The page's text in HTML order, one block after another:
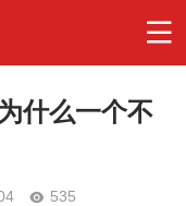
什么一个不
535